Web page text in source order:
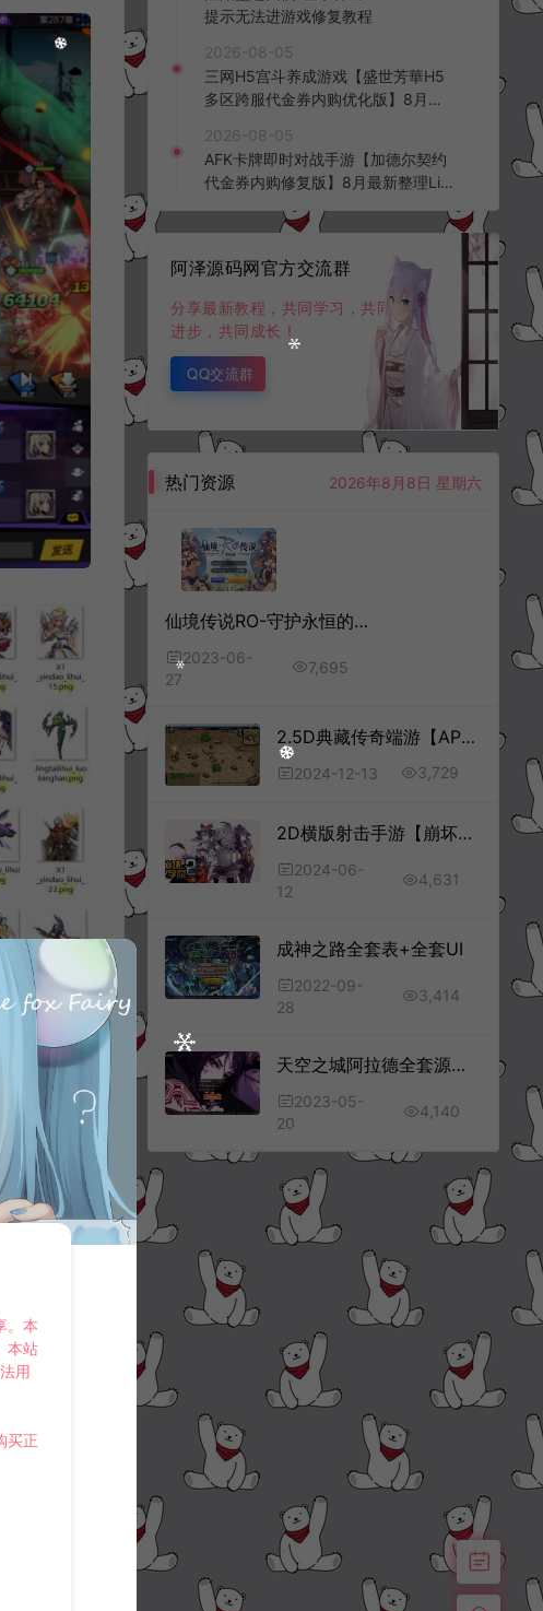
提示无法进游戏修复教程
2026-08-05
三网H5宫斗养成游戏【盛世芳華H5
多区跨服代金券内购优化版】8月最
台+全资源安卓+详细搭建教程+视频
教程
2026-08-05
AFK卡牌即时对战手游【加德尔契约
代金券内购修复版】8月最新整理Lin
K授权后台+安卓苹果双端+详细搭建
阿泽源码网官方交流群
分享最新教程，共同学习，共同
进步，共同成长！
QQ交流群
热门资源 2026年8月8日 星期六
仙境传说RO-守护永恒的爱-全套源代码+服务端+客户端+文档
2023-06-
27
7,695
2.5D典藏传奇端游【APPLEM2】全套源码+编译视频
2024-12-13 3,729
2D横版射击手游【崩坏学园2】客户端源码
2024-06-
12
4,631
成神之路全套表+全套UI
2022-09-
28
3,414
天空之城阿拉德全套源码+配套表
2023-05-
20
4,140
。本
本站
用
买正